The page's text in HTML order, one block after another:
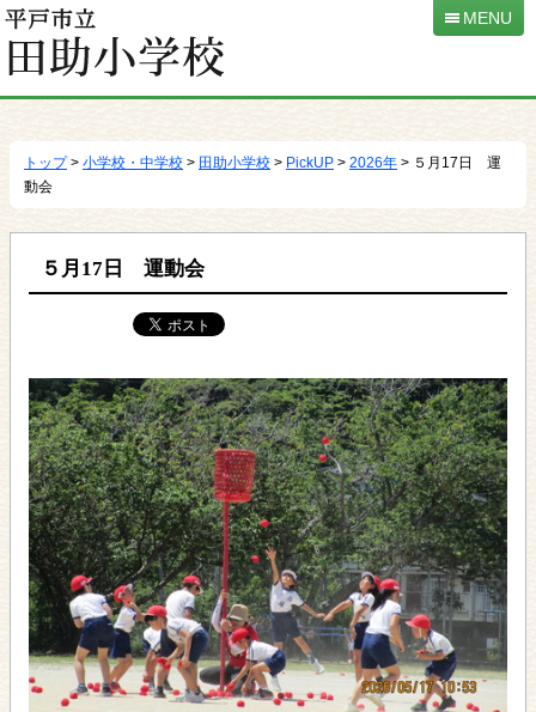
動
MENU
トップ> 小学校・中学校 > 田助小学校 > PickUP > 2026年 > ５月17日 運
動会
５月17日 運動会